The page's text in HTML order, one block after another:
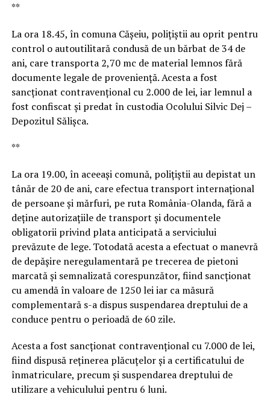
**
La ora 18.45, în comuna Cășeiu, polițiștii au oprit pentru
control o autoutilitară condusă de un bărbat de 34 de
ani, care transporta 2,70 mc de material lemnos fără
documente legale de proveniență. Acesta a fost
sancționat contravențional cu 2.000 de lei, iar lemnul a
fost confiscat și predat în custodia Ocolului Silvic Dej –
Depozitul Sălișca.
**
La ora 19.00, în aceeași comună, polițiștii au depistat un
tânăr de 20 de ani, care efectua transport internațional
de persoane și mărfuri, pe ruta România-Olanda, fără a
deține autorizațiile de transport și documentele
obligatorii privind plata anticipată a serviciului
prevăzute de lege. Totodată acesta a efectuat o manevră
de depășire neregulamentară pe trecerea de pietoni
marcată și semnalizată corespunzător, fiind sancționat
cu amendă în valoare de 1250 lei iar ca măsură
complementară s-a dispus suspendarea dreptului de a
conduce pentru o perioadă de 60 zile.
Acesta a fost sancționat contravențional cu 7.000 de lei,
fiind dispusă reținerea plăcuțelor și a certificatului de
înmatriculare, precum și suspendarea dreptului de
utilizare a vehiculului pentru 6 luni.